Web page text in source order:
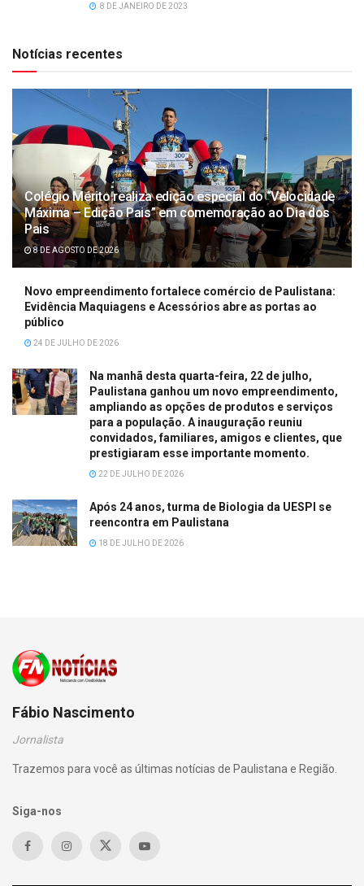
8 DE JANEIRO DE 2023
Notícias recentes
Colégio Mérito realiza edição especial do “Velocidade
Máxima – Edição Pais” em comemoração ao Dia dos
Pais
8 DE AGOSTO DE 2026
Novo empreendimento fortalece comércio de Paulistana:
Evidência Maquiagens e Acessórios abre as portas ao
público
24 DE JULHO DE 2026
Na manhã desta quarta-feira, 22 de julho,
Paulistana ganhou um novo empreendimento,
ampliando as opções de produtos e serviços
para a população. A inauguração reuniu
convidados, familiares, amigos e clientes, que
prestigiaram esse importante momento.
22 DE JULHO DE 2026
Após 24 anos, turma de Biologia da UESPI se
reencontra em Paulistana
18 DE JULHO DE 2026
Fábio Nascimento
Jornalista
Trazemos para você as últimas notícias de Paulistana e Região.
Siga-nos